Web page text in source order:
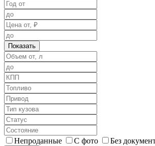
Показать
Непроданные С фото Без